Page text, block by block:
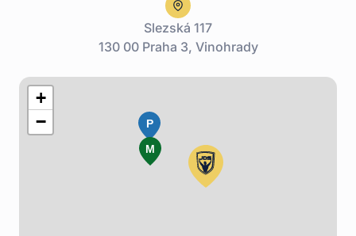
Slezská 117
130 00 Praha 3, Vinohrady
M
P
+
−